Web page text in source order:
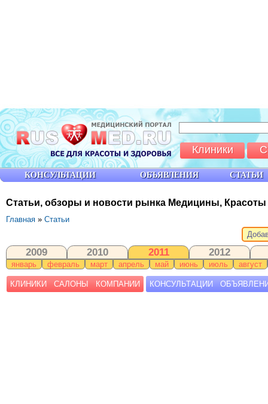
Статьи, обзоры и новости рынка Медицины,
Главная » Статьи
2009 2010 2011 2012
январь февраль март апрель май июнь июль август
КЛИНИКИ САЛОНЫ КОМПАНИИ КОНСУЛЬТАЦИИ
КОНСУЛЬТАЦИИ ОБЪЯВЛЕНИЯ СТАТЬИ
Клиники